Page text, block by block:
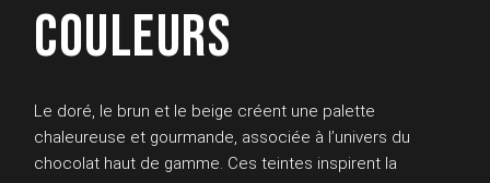
COULEURS
Le doré, le brun et le beige créent une palette
chaleureuse et gourmande, associée à l’univers du
chocolat haut de gamme. Ces teintes inspirent la